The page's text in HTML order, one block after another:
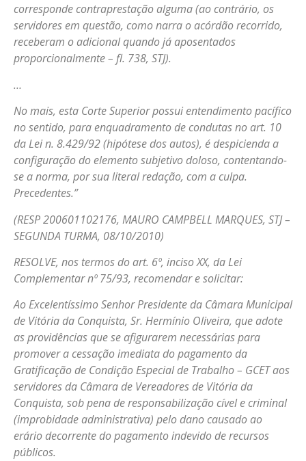
corresponde contraprestação alguma (ao contrário, os
servidores em questão, como narra o acórdão recorrido,
receberam o adicional quando já aposentados
proporcionalmente – fl. 738, STJ).
…
No mais, esta Corte Superior possui entendimento pacífico
no sentido, para enquadramento de condutas no art. 10
da Lei n. 8.429/92 (hipótese dos autos), é despicienda a
configuração do elemento subjetivo doloso, contentando-
se a norma, por sua literal redação, com a culpa.
Precedentes.”
(RESP 200601102176, MAURO CAMPBELL MARQUES, STJ –
SEGUNDA TURMA, 08/10/2010)
RESOLVE, nos termos do art. 6º, inciso XX, da Lei
Complementar nº 75/93, recomendar e solicitar:
Ao Excelentíssimo Senhor Presidente da Câmara Municipal
de Vitória da Conquista, Sr. Hermínio Oliveira, que adote
as providências que se afigurarem necessárias para
promover a cessação imediata do pagamento da
Gratificação de Condição Especial de Trabalho – GCET aos
servidores da Câmara de Vereadores de Vitória da
Conquista, sob pena de responsabilização cível e criminal
(improbidade administrativa) pelo dano causado ao
erário decorrente do pagamento indevido de recursos
públicos.